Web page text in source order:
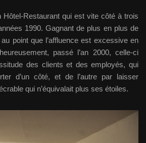
Hôtel-Restaurant qui est vite côté à trois
1990. Gagnant de plus en plus de
point que l’affluence est excessive en
passé l’an 2000, celle-ci
des clients et des employés, qui
d’un côté, et de l’autre par laisser
qui n’équivalait plus ses étoiles.